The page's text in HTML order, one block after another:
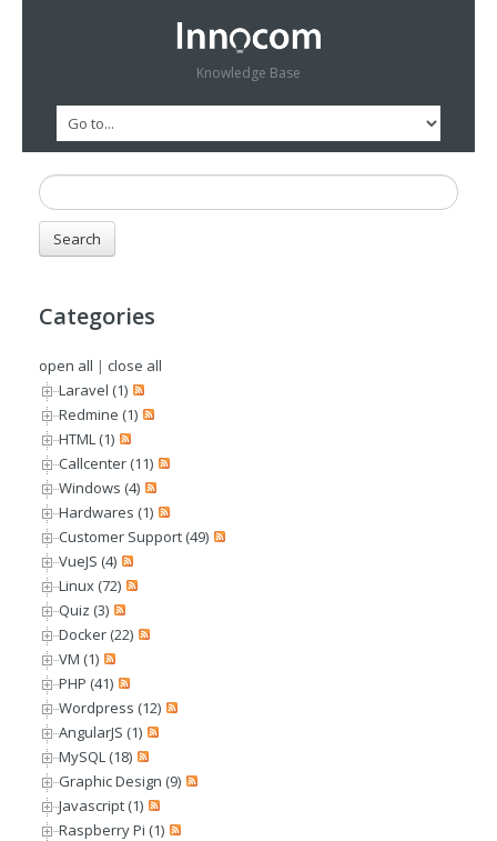
Knowledge Base
Categories
open all | close all
Laravel (1)
Redmine (1)
HTML (1)
Callcenter (11)
Windows (4)
Hardwares (1)
Customer Support (49)
VueJS (4)
Linux (72)
Quiz (3)
Docker (22)
VM (1)
PHP (41)
Wordpress (12)
AngularJS (1)
MySQL (18)
Graphic Design (9)
Javascript (1)
Raspberry Pi (1)